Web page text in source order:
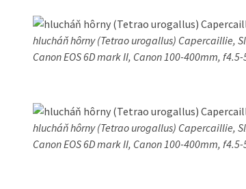
hlucháň hôrny (Tetrao urogallus) Capercaillie,
Canon EOS 6D mark II, Canon 100-400mm,
hlucháň hôrny (Tetrao urogallus) Capercaillie,
Canon EOS 6D mark II, Canon 100-400mm,